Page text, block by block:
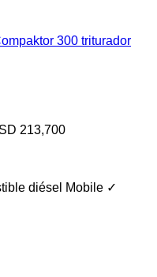
300 triturador
213,700
diésel Mobile ✓